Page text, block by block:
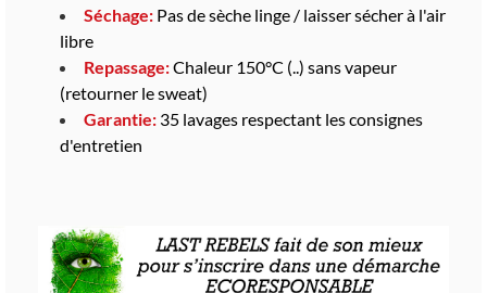
Séchage: Pas de sèche linge / laisser sécher à l'air
libre
Repassage:Chaleur 150°C (..) sans vapeur
(retourner le sweat)
Garantie: 35 lavages respectant les consignes
d'entretien